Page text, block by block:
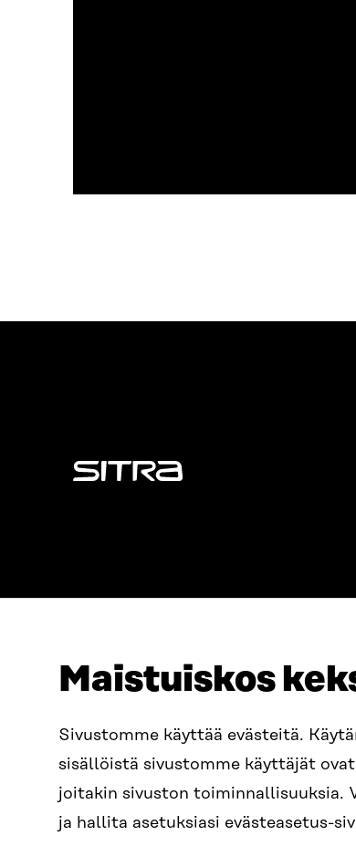
Maistuiskos
Sivustomme käyttää evästeitä.
sisällöistä sivustomme käyttäjät
joitakin sivuston toiminnallisuuksia.
ja hallita asetuksiasi evästeasetus-
Sitra
160,
00181 Helsinki
How to get to Sitra?
BUSINESS ID